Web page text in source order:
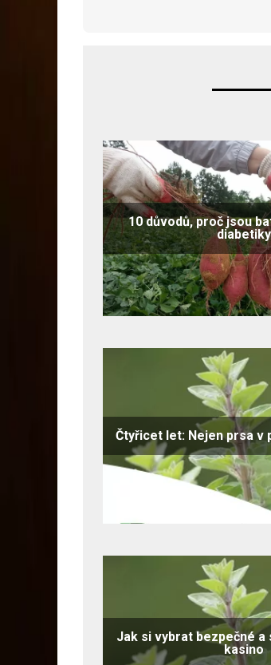
10 důvodů, proč jsou
diabetiky
Čtyřicet let: Nejen prsa v
Jak si vybrat bezpečné a
kasino